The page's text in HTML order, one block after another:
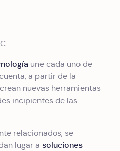
une cada uno de
a partir de la
nuevas herramientas
incipientes de las
relacionados, se
lugar a soluciones